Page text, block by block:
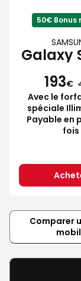
50€ Bonus
Galaxy
193€
Avec le
spéciale
Payable en
fois
Comparer